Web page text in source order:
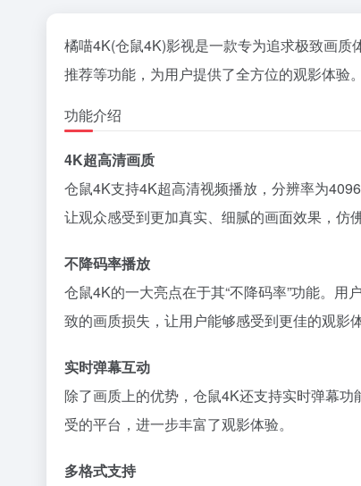
橘喵4K(仓鼠4K)影视是一款专为追求极致画
推荐等功能，为用户提供了全方位的观影体验
功能介绍
4K超高清画质
仓鼠4K支持4K超高清视频播放，分辨率为
让观众感受到更加真实、细腻的画面效果，仿
不降码率播放
仓鼠4K的一大亮点在于其“不降码率”功能。
致的画质损失，让用户能够感受到更佳的观影体
实时弹幕互动
除了画质上的优势，仓鼠4K还支持实时弹幕
受的平台，进一步丰富了观影体验。
多格式支持